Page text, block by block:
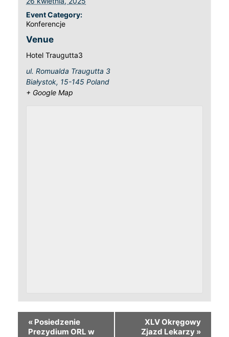
Event Category:
Konferencje
Venue
Hotel Traugutta3
ul. Romualda Traugutta 3
Białystok, 15-145 Poland
+ Google Map
« Posiedzenie
Prezydium ORL w
XLV Okręgowy
Zjazd Lekarzy »